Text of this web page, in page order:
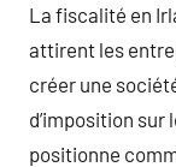
La fiscalité en
attirent les
créer une
d’imposition sur
positionne